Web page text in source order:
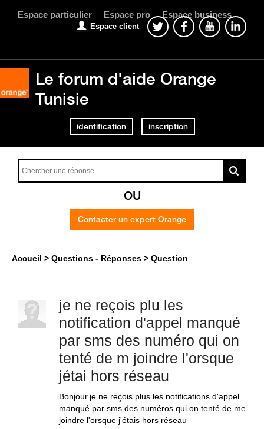
Espace particulier Espace pro Espace business
Espace client
Le forum d'aide Orange
Tunisie
identification inscription
OU
Contacter un expert Orange
Accueil Questions - Réponses Question
je ne reçois plu les
notification d'appel manqué
par sms des numéro qui on
tenté de m joindre l'orsque
jétai hors réseau
Bonjour.je ne reçois plus les notifications d'appel
manqué par sms des numéros qui on tenté de me
joindre l'orsque j'étais hors réseau